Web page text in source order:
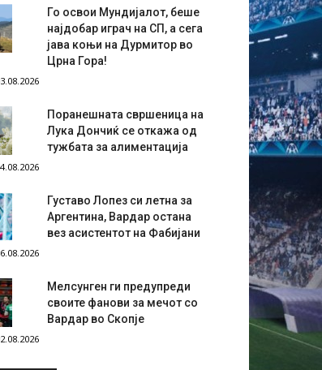
Го освои Мундијалот, беше
најдобар играч на СП, а сега
јава коњи на Дурмитор во
Црна Гора!
Поранешната свршеница на
Лука Дончиќ се откажа од
тужбата за алиментација
Густаво Лопез си летна за
Аргентина, Вардар остана
вез асистентот на Фабијани
Мелсунген ги предупреди
своите фанови за мечот со
Вардар во Скопје